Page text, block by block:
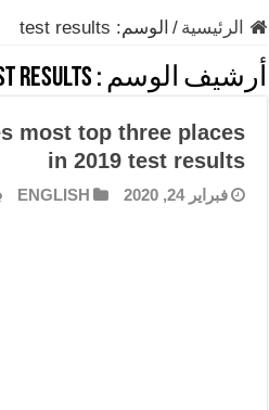
الرئيسية / الوسم: test results
أرشيف الوسم : results
most top three places
in 2019 test results
فبراير 24, 2020 ENGLISH